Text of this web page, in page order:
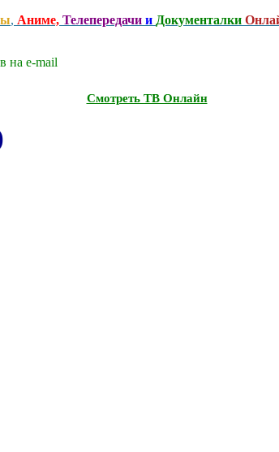
, Аниме, Телепередачи и Документалки
на e-mаil
Смотреть ТВ Онлайн